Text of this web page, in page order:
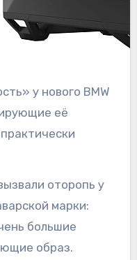
у нового BMW
её
оторопь у
марки:
большие
образ.